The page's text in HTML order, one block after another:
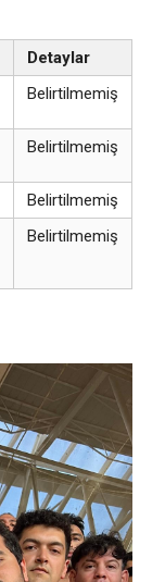
Detaylar
Belirtilmemiş
Belirtilmemiş
Belirtilmemiş
Belirtilmemiş